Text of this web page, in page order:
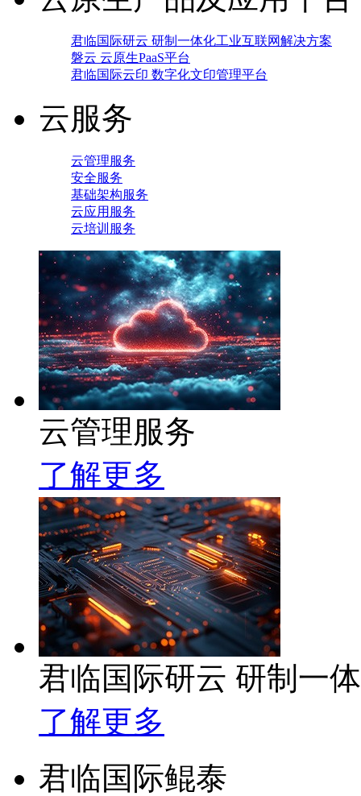
君临国际研云 研制一体化工业互联网解决方案
磐云 云原生PaaS平台
君临国际云印 数字化文印管理平台
云服务
云管理服务
安全服务
基础架构服务
云应用服务
云培训服务
云管理服务
了解更多
君临国际研云 研制一
了解更多
君临国际鲲泰